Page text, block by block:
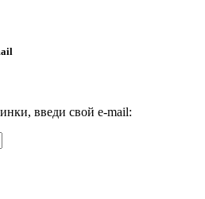
введи свой e-mail: